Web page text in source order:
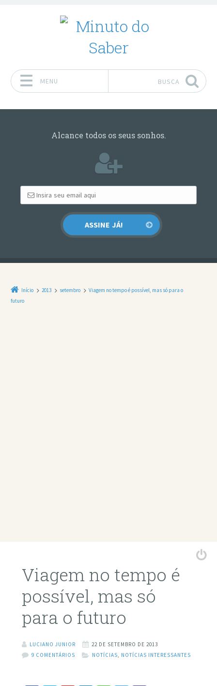
MENU BUSCA
Alcance todos os seus sonhos.
Início 2013 setembro
Viagem no tempo é possível, mas só para o
futuro
Viagem no tempo é
possível, mas só
para o futuro
LUCIANO JUNIOR
22 DE SETEMBRO DE 2013
9 COMENTÁRIOS
NOTÍCIAS NOTÍCIAS INTERESSANTES